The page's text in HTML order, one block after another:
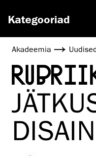
Kategooriad
Akadeemia